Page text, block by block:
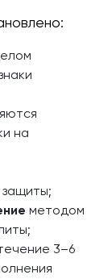
на
методом
3–6